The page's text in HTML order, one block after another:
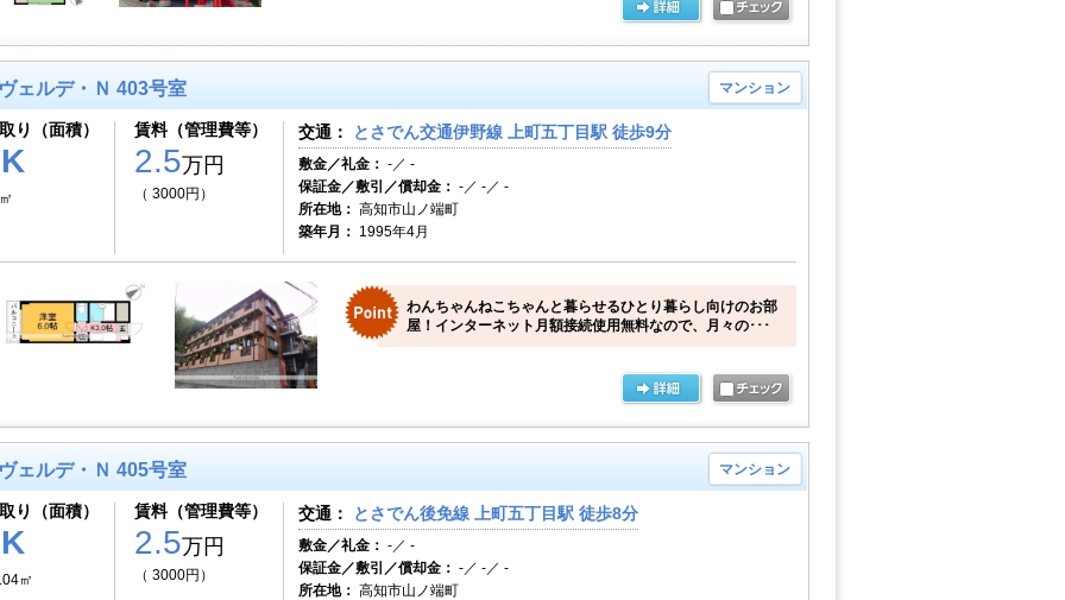
ェルデ・Ｎ 403号室 マンション
り（面積） 賃料（管理費等）
2.5万円
（ 3000円）
交通： とさでん交通伊野線 上町五丁目駅 徒歩9分
敷金／礼金： -／ -
保証金／敷引／償却金： -／ -／ -
所在地： 高知市山ノ端町
築年月： 1995年4月
わんちゃんねこちゃんと暮らせるひとり暮らし向けのお部
屋！インターネット月額接続使用無料なので、月々の･･･
ェルデ・Ｎ 405号室 マンション
り（面積）
㎡
賃料（管理費等）
2.5万円
（ 3000円）
交通： とさでん後免線 上町五丁目駅 徒歩8分
敷金／礼金： -／ -
保証金／敷引／償却金： -／ -／ -
所在地： 高知市山ノ端町